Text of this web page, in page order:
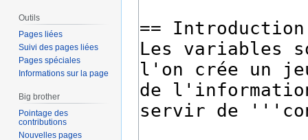
Outils
Pages liées
Suivi des pages liées
Pages spéciales
Informations sur la page
Big brother
Pointage des
contributions
Nouvelles pages